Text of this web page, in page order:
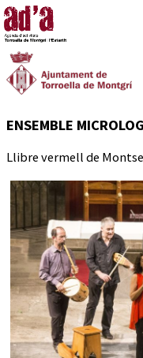
ENSEMBLE
Llibre vermell de